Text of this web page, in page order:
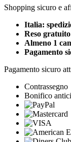
Shopping sicuro e
Italia:
Reso gratuito
Almeno 1
Pagamento
Pagamento sicuro
Contrassegno
Bonifico